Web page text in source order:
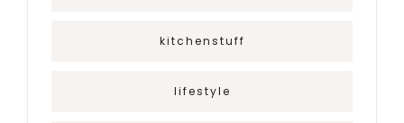
kitchenstuff
lifestyle